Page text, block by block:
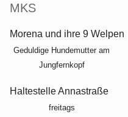
MKS
Morena und ihre 9 Welpen
Geduldige Hundemutter am
Jungfernkopf
Haltestelle Annastraße
freitags